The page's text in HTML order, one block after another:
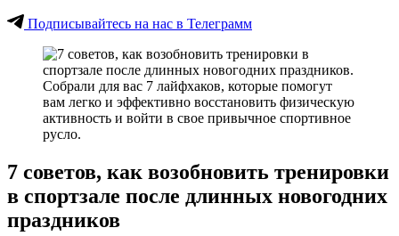
Подписывайтесь на нас в Телеграмм
7 советов, как возобновить тренировки
в спортзале после длинных новогодних
праздников